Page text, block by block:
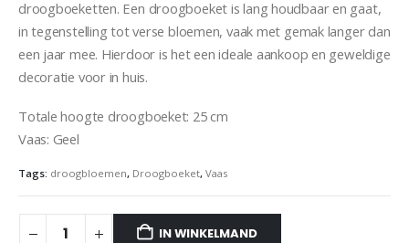
droogboeketten. Een droogboeket is lang houdbaar en gaat,
in tegenstelling tot verse bloemen, vaak met gemak langer dan
een jaar mee. Hierdoor is het een ideale aankoop en geweldige
decoratie voor in huis.
Totale hoogte droogboeket: 25 cm
Vaas: Geel
Tags: droogbloemen, Droogboeket, Vaas
IN WINKELMAND